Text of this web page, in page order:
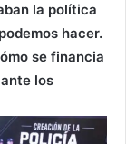
la política
hacer.
se financia
los